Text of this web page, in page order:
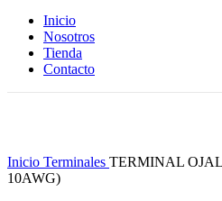
Inicio
Nosotros
Tienda
Contacto
Inicio Terminales TERMINAL
10AWG)